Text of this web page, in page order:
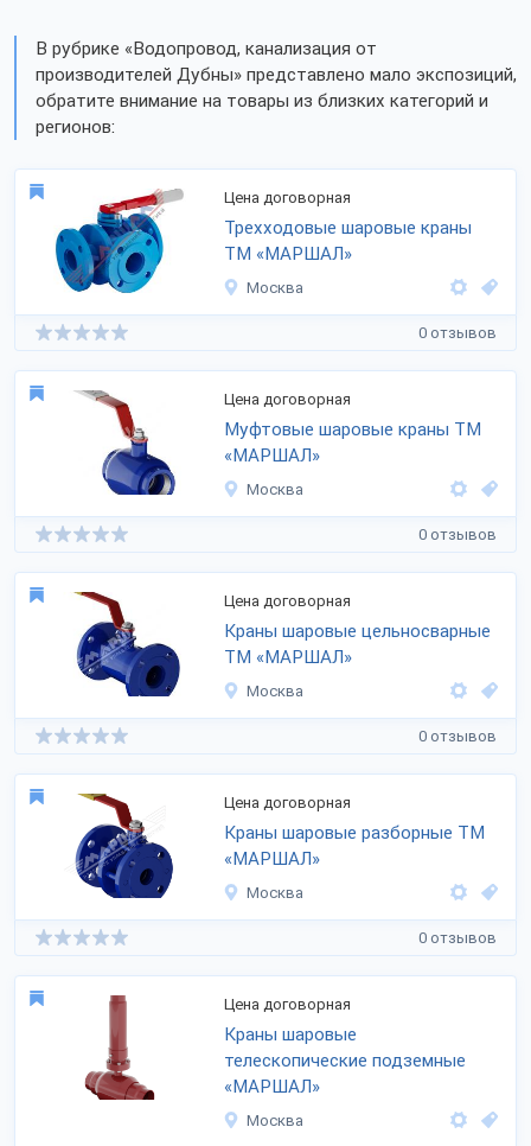
В рубрике «Водопровод, канализация от
производителей Дубны» представлено мало экспозиций,
обратите внимание на товары из близких категорий и
регионов:
Цена договорная
Трехходовые шаровые краны
ТМ «МАРШАЛ»
Москва
0 отзывов
Цена договорная
Муфтовые шаровые краны ТМ
«МАРШАЛ»
Москва
0 отзывов
Цена договорная
Краны шаровые цельносварные
ТМ «МАРШАЛ»
Москва
0 отзывов
Цена договорная
Краны шаровые разборные ТМ
«МАРШАЛ»
Москва
0 отзывов
Цена договорная
Краны шаровые
телескопические подземные
«МАРШАЛ»
Москва